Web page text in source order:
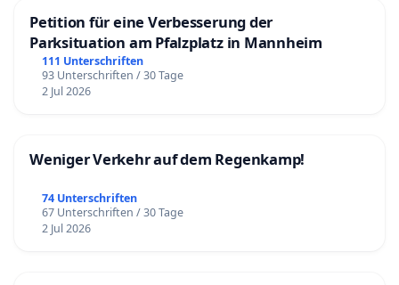
Petition für eine Verbesserung der
Parksituation am Pfalzplatz in Mannheim
111 Unterschriften
93 Unterschriften / 30 Tage
2 Jul 2026
Weniger Verkehr auf dem Regenkamp!
74 Unterschriften
67 Unterschriften / 30 Tage
2 Jul 2026